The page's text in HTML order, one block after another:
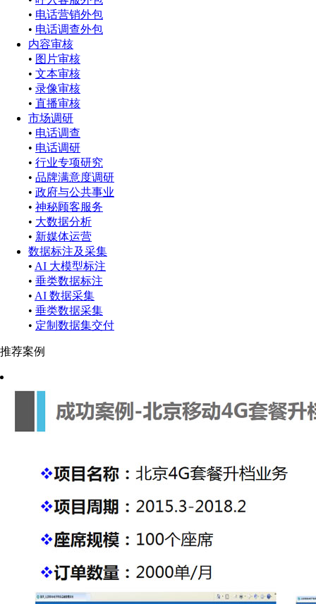
• 电话营销外包
• 电话调查外包
内容审核
• 图片审核
• 文本审核
• 录像审核
• 直播审核
市场调研
• 电话调查
• 电话调研
• 行业专项研究
• 品牌满意度调研
• 政府与公共事业
• 神秘顾客服务
• 大数据分析
• 新媒体运营
数据标注及采集
• AI 大模型标注
• 垂类数据标注
• AI 数据采集
• 垂类数据采集
• 定制数据集交付
推荐案例